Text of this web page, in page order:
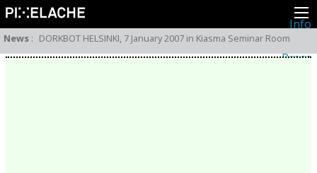
Info
About
Latest news
Press
News : DORKBOT HELSINKI, 7 January 2007 in Kiasma Seminar Room